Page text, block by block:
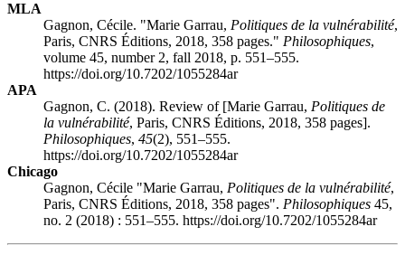
MLA
Gagnon, Cécile. "Marie Garrau, Politiques de la vulnérabilité,
Paris, CNRS Éditions, 2018, 358 pages." Philosophiques,
volume 45, number 2, fall 2018, p. 551–555.
https://doi.org/10.7202/1055284ar
APA
Gagnon, C. (2018). Review of [Marie Garrau, Politiques de
la vulnérabilité, Paris, CNRS Éditions, 2018, 358 pages].
Philosophiques, 45(2), 551–555.
https://doi.org/10.7202/1055284ar
Chicago
Gagnon, Cécile "Marie Garrau, Politiques de la vulnérabilité,
Paris, CNRS Éditions, 2018, 358 pages". Philosophiques 45,
no. 2 (2018) : 551–555. https://doi.org/10.7202/1055284ar